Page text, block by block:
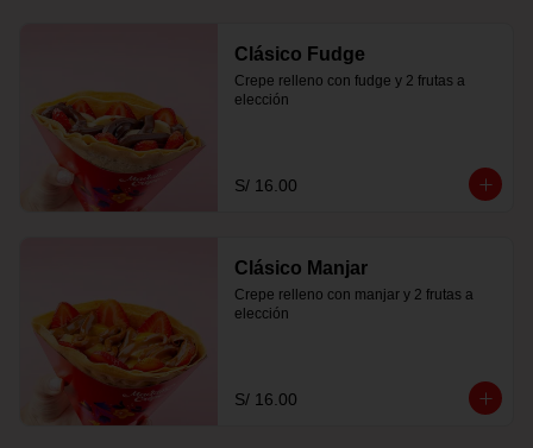
Clásico Fudge
Crepe relleno con fudge y 2 frutas a
elección
S/ 16.00
Clásico Manjar
Crepe relleno con manjar y 2 frutas a
elección
S/ 16.00